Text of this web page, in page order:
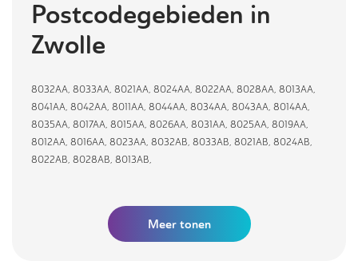
Postcodegebieden in
Zwolle
8032AA, 8033AA, 8021AA, 8024AA, 8022AA, 8028AA, 8013AA,
8041AA, 8042AA, 8011AA, 8044AA, 8034AA, 8043AA, 8014AA,
8035AA, 8017AA, 8015AA, 8026AA, 8031AA, 8025AA, 8019AA,
8012AA, 8016AA, 8023AA, 8032AB, 8033AB, 8021AB, 8024AB,
8022AB, 8028AB, 8013AB,
Meer tonen